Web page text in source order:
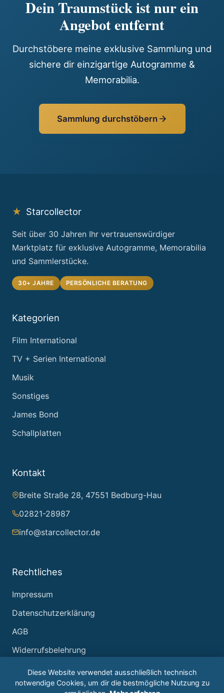
Dein Traumstück ist nur ein
Angebot entfernt
Durchstöbere meine exklusive Sammlung und
sichere dir einzigartige Autogramme &
Memorabilia.
Sammlung durchstöbern
★ Starcollector
Seit über 30 Jahren Ihr vertrauenswürdiger
Marktplatz für exklusive Autogramme, Memorabilia
und Sammlerstücke.
30+ JAHRE PERSÖNLICHE BERATUNG
Kategorien
Film International
TV + Serien International
Musik
Sonstiges
James Bond
Schallplatten
Kontakt
Breite Straße 28, 47551 Bedburg-Hau
02821-28987
info@starcollector.de
Rechtliches
Impressum
Datenschutzerklärung
AGB
Widerrufsbelehrung
Diese Website verwendet ausschließlich technisch
notwendige Cookies, um dir die bestmögliche Nutzung zu